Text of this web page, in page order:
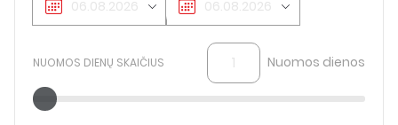
NUOMOS DIENŲ SKAIČIUS Nuomos dienos